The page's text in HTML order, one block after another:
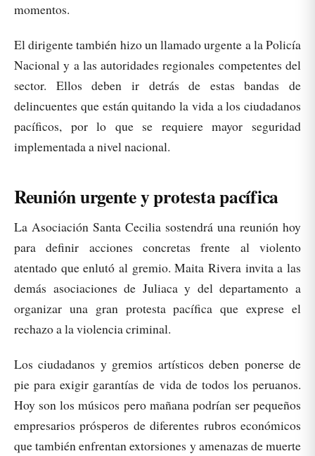
momentos.
El dirigente también hizo un llamado urgente a la Policía
Nacional y a las autoridades regionales competentes del
sector. Ellos deben ir detrás de estas bandas de
delincuentes que están quitando la vida a los ciudadanos
pacíficos, por lo que se requiere mayor seguridad
implementada a nivel nacional.
Reunión urgente y protesta pacífica
La Asociación Santa Cecilia sostendrá una reunión hoy
para definir acciones concretas frente al violento
atentado que enlutó al gremio. Maita Rivera invita a las
demás asociaciones de Juliaca y del departamento a
organizar una gran protesta pacífica que exprese el
rechazo a la violencia criminal.
Los ciudadanos y gremios artísticos deben ponerse de
pie para exigir garantías de vida de todos los peruanos.
Hoy son los músicos pero mañana podrían ser pequeños
empresarios prósperos de diferentes rubros económicos
que también enfrentan extorsiones y amenazas de muerte